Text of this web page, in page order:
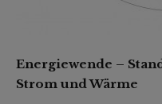
Energiewende –
Strom und Wärme